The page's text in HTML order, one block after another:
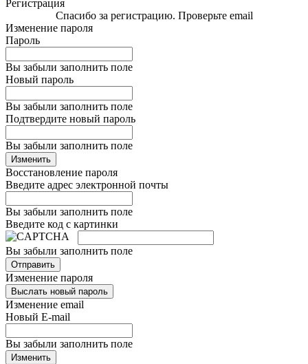
Регистрация
Спасибо за регистрацию. Проверьте email
Изменение пароля
Пароль
Вы забыли заполнить поле
Новый пароль
Вы забыли заполнить поле
Подтвердите новый пароль
Вы забыли заполнить поле
Изменить
Восстановление пароля
Введите адрес электронной почты
Вы забыли заполнить поле
Введите код с картинки
Вы забыли заполнить поле
Отправить
Изменение пароля
Выслать новый пароль
Изменение email
Новый E-mail
Вы забыли заполнить поле
Изменить